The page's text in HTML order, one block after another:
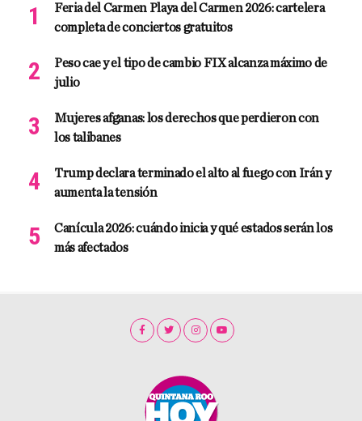
Feria del Carmen Playa del Carmen 2026: cartelera
completa de conciertos gratuitos
Peso cae y el tipo de cambio FIX alcanza máximo de
julio
Mujeres afganas: los derechos que perdieron con
los talibanes
Trump declara terminado el alto al fuego con Irán y
aumenta la tensión
Canícula 2026: cuándo inicia y qué estados serán los
más afectados